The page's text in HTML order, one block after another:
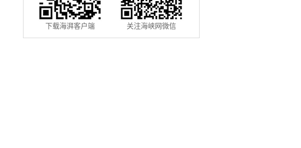
下载海湃客户端 关注海峡网微信